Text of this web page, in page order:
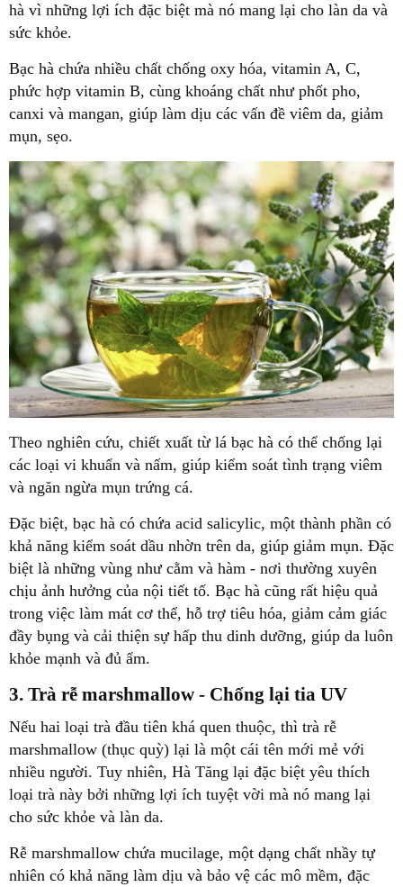
hà vì những lợi ích đặc biệt mà nó mang lại cho làn da và
sức khỏe.
Bạc hà chứa nhiều chất chống oxy hóa, vitamin A, C,
phức hợp vitamin B, cùng khoáng chất như phốt pho,
canxi và mangan, giúp làm dịu các vấn đề viêm da, giảm
mụn, sẹo.
Theo nghiên cứu, chiết xuất từ lá bạc hà có thể chống lại
các loại vi khuẩn và nấm, giúp kiểm soát tình trạng viêm
và ngăn ngừa mụn trứng cá.
Đặc biệt, bạc hà có chứa acid salicylic, một thành phần có
khả năng kiểm soát dầu nhờn trên da, giúp giảm mụn. Đặc
biệt là những vùng như cằm và hàm - nơi thường xuyên
chịu ảnh hưởng của nội tiết tố. Bạc hà cũng rất hiệu quả
trong việc làm mát cơ thể, hỗ trợ tiêu hóa, giảm cảm giác
đầy bụng và cải thiện sự hấp thu dinh dưỡng, giúp da luôn
khỏe mạnh và đủ ẩm.
3. Trà rễ marshmallow - Chống lại tia UV
Nếu hai loại trà đầu tiên khá quen thuộc, thì trà rễ
marshmallow (thục quỳ) lại là một cái tên mới mẻ với
nhiều người. Tuy nhiên, Hà Tăng lại đặc biệt yêu thích
loại trà này bởi những lợi ích tuyệt vời mà nó mang lại
cho sức khỏe và làn da.
Rễ marshmallow chứa mucilage, một dạng chất nhầy tự
nhiên có khả năng làm dịu và bảo vệ các mô mềm, đặc